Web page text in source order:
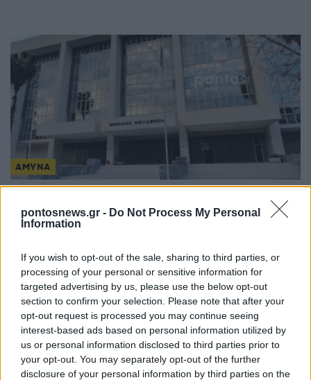
pontosnews.gr - Do Not Process My Personal
Information
If you wish to opt-out of the sale, sharing to third parties, or
processing of your personal or sensitive information for
targeted advertising by us, please use the below opt-out
section to confirm your selection. Please note that after your
opt-out request is processed you may continue seeing
interest-based ads based on personal information utilized by
us or personal information disclosed to third parties prior to
your opt-out. You may separately opt-out of the further
disclosure of your personal information by third parties on the
ΑΜΥΝΑ
Νέα αίτηση στον Άρειο Πάγο για τις υποκλοπές
μετά από δικαστικό έγγραφο για τον Ταλ Ντίλιαν